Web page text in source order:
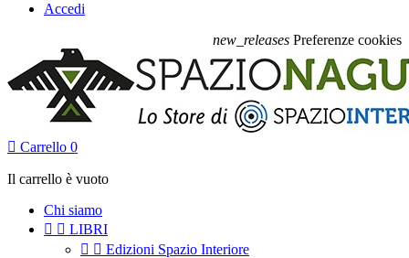
Accedi
new_releases Preferenze cookies
 Carrello 0
Il carrello è vuoto
Chi siamo
  LIBRI
  Edizioni Spazio Interiore